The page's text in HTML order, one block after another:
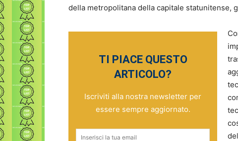
della metropolitana della capitale statunitense,
TI PIACE QUESTO
ARTICOLO?
Iscriviti alla nostra newsletter per
essere sempre aggiornato.